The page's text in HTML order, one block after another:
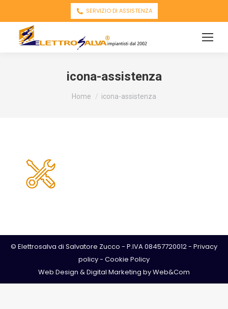
SERVIZIO DI ASSISTENZA
icona-assistenza
You are here:
Home icona-assistenza
© Elettrosalva di Salvatore Zucco - P.IVA 08457720012 - Privacy
policy- Cookie Policy
Web Design & Digital Marketing byWeb&Com